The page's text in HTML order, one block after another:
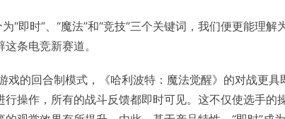
“即时”、“魔法”和“竞技”三个关键词，我们便更能理解
条电竞新赛道。
戏的回合制模式，《哈利波特：魔法觉醒》的对战更具
行操作，所有的战斗反馈都即时可见。这不仅使选手的